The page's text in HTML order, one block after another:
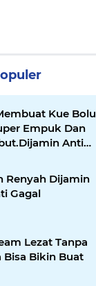
Kue Bolu
Empuk Dan
Anti
Renyah Dijamin
Gagal
Lezat Tanpa
Bisa Bikin Buat